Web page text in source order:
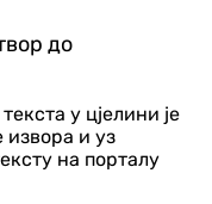
до
у цјелини је
и уз
на порталу